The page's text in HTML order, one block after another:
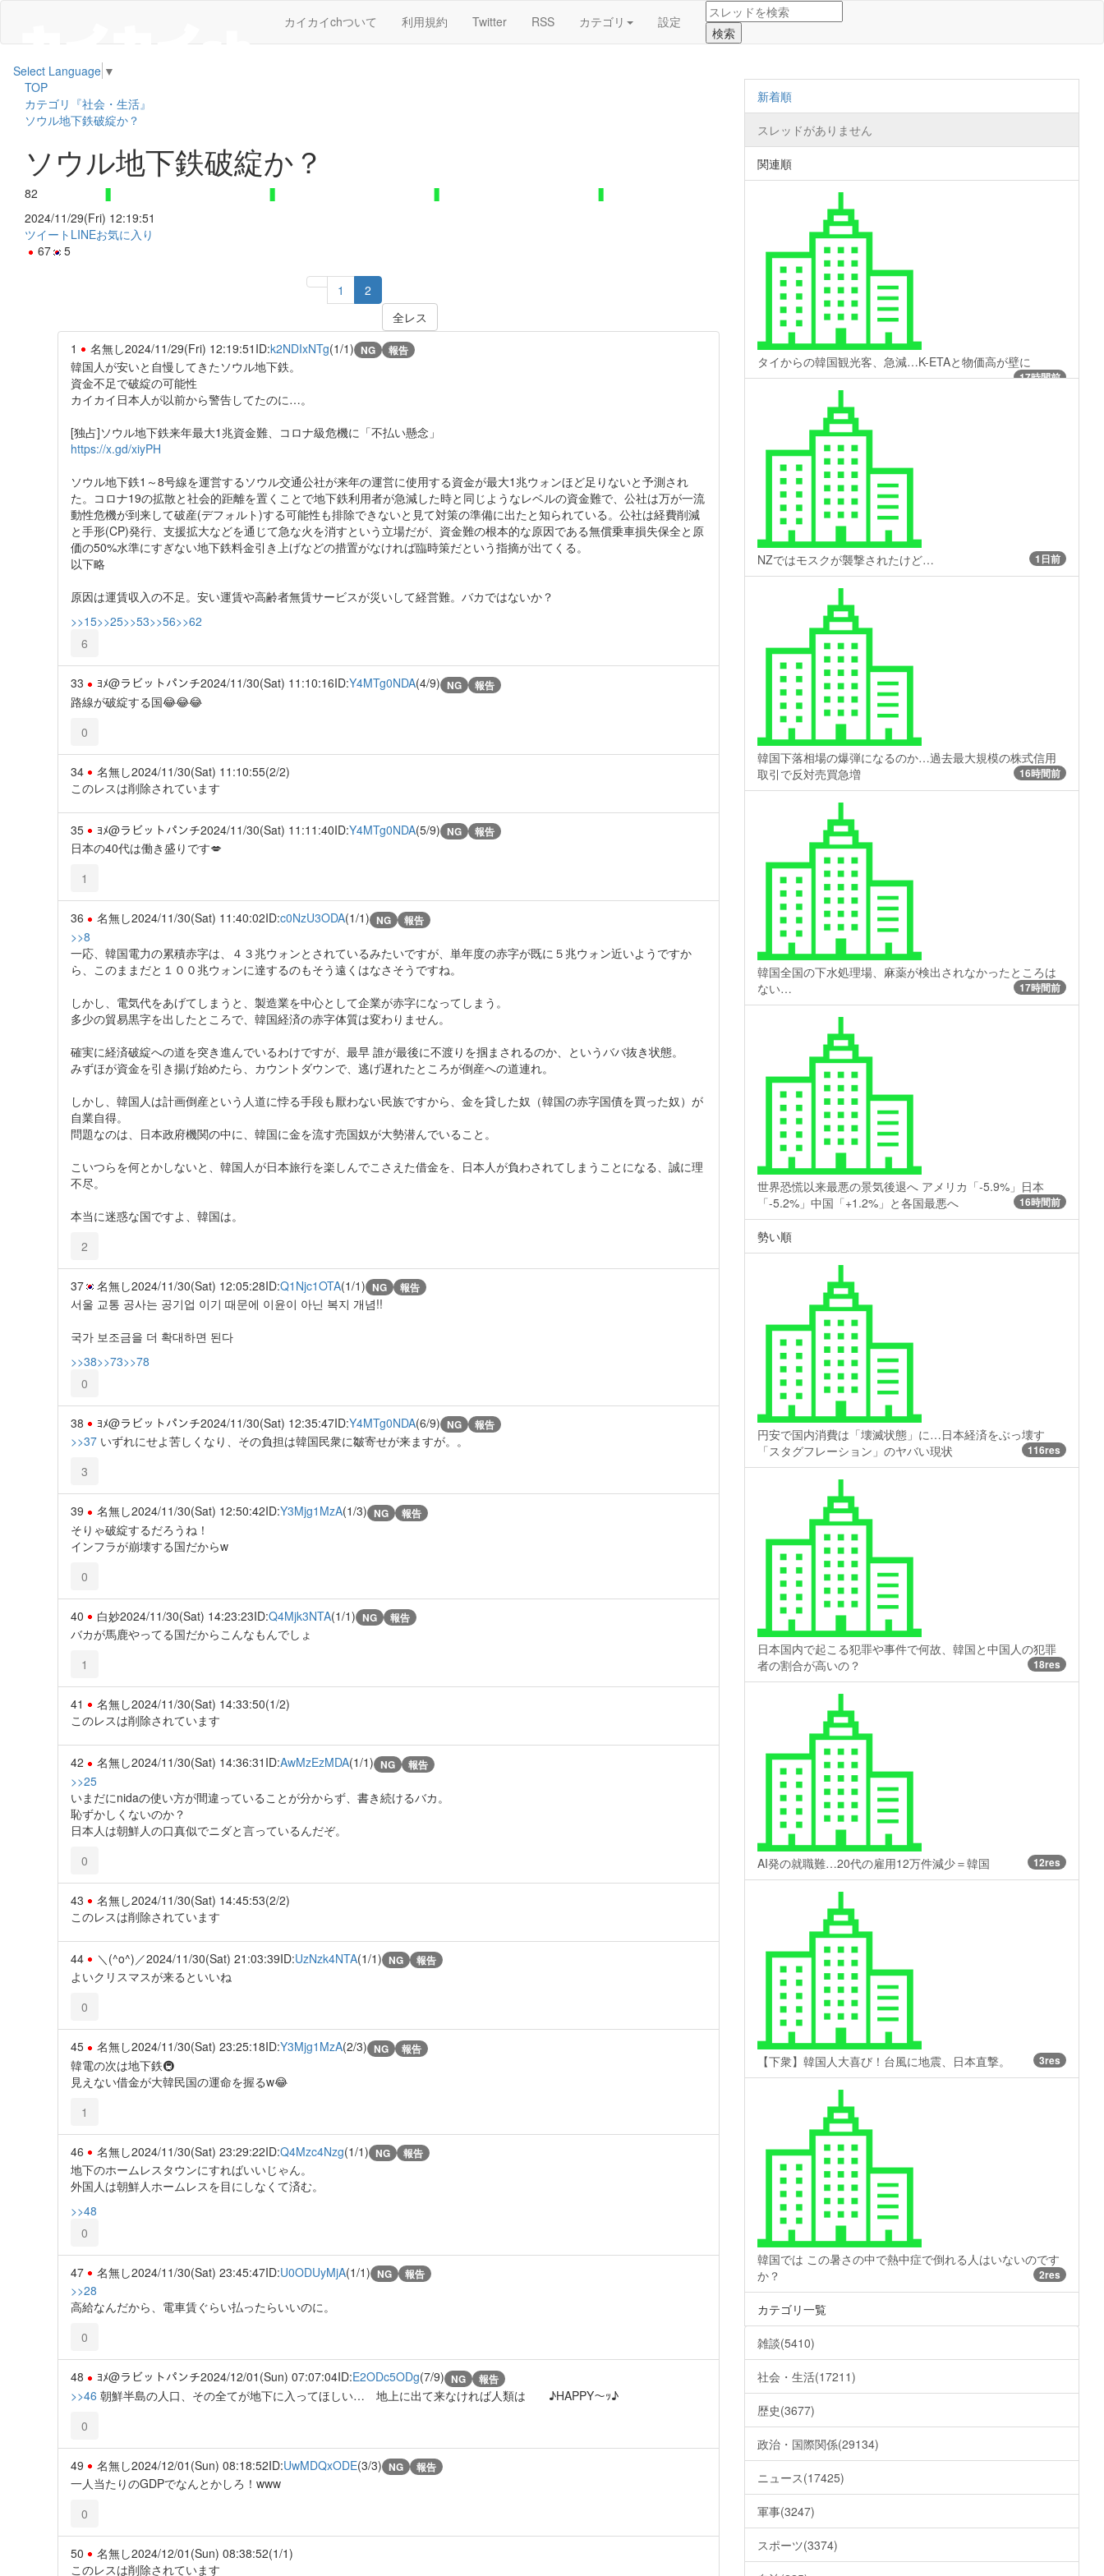
カイカイchついて 利用規約 Twitter RSS カテゴリ 設定
Select Language ▼
TOP
カテゴリ『社会・生活』
ソウル地下鉄破綻か？
ソウル地下鉄破綻か？
82
2024/11/29(Fri) 12:19:51
ツイート LINEお気に入り
67
5
1
2
全レス
1
名無し2024/11/29(Fri) 12:19:51 ID:k2NDIxNTg(1/1) NG 報告
韓国人が安いと自慢してきたソウル地下鉄。
資金不足で破綻の可能性
カイカイ日本人が以前から警告してたのに…。
[独占]ソウル地下鉄来年最大1兆資金難、コロナ級危機に「不払い懸念」
https://x.gd/xiyPH
ソウル地下鉄1～8号線を運営するソウル交通公社が来年の運営に使用する資金が最大1兆ウォンほど足りないと予測され
た。コロナ19の拡散と社会的距離を置くことで地下鉄利用者が急減した時と同じようなレベルの資金難で、公社は万が一流
動性危機が到来して破産(デフォルト)する可能性も排除できないと見て対策の準備に出たと知られている。公社は経費削減
と手形(CP)発行、支援拡大などを通じて急な火を消すという立場だが、資金難の根本的な原因である無償乗車損失保全と原
価の50%水準にすぎない地下鉄料金引き上げなどの措置がなければ臨時策だという指摘が出てくる。
以下略
原因は運賃収入の不足。安い運賃や高齢者無賃サービスが災いして経営難。バカではないか？
>>15>>25>>53>>56>>62
6
33 ﾖﾒ@ラビットパンチ2024/11/30(Sat) 11:10:16ID:Y4MTg0NDA(4/9) NG 報告
路線が破綻する国😂😂😂
0
34 名無し2024/11/30(Sat) 11:10:55(2/2)
このレスは削除されています
35 ﾖﾒ@ラビットパンチ2024/11/30(Sat) 11:11:40ID:Y4MTg0NDA(5/9) NG 報告
日本の40代は働き盛りです💋
1
36 名無し2024/11/30(Sat) 11:40:02ID:c0NzU3ODA(1/1) NG 報告
>>8
一応、韓国電力の累積赤字は、４３兆ウォンとされているみたいですが、単年度の赤字が既に５兆ウォン近いようですか
ら、このままだと１００兆ウォンに達するのもそう遠くはなさそうですね。
しかし、電気代をあげてしまうと、製造業を中心として企業が赤字になってしまう。
多少の貿易黒字を出したところで、韓国経済の赤字体質は変わりません。
確実に経済破綻への道を突き進んでいるわけですが、最早 誰が最後に不渡りを掴まされるのか、というババ抜き状態。
みずほが資金を引き揚げ始めたら、カウントダウンで、逃げ遅れたところが倒産への道連れ。
しかし、韓国人は計画倒産という人道に悖る手段も厭わない民族ですから、金を貸した奴（韓国の赤字国債を買った奴）が
自業自得。
問題なのは、日本政府機関の中に、韓国に金を流す売国奴が大勢潜んでいること。
こいつらを何とかしないと、韓国人が日本旅行を楽しんでこさえた借金を、日本人が負わされてしまうことになる、誠に理
不尽。
本当に迷惑な国ですよ、韓国は。
2
37 名無し2024/11/30(Sat) 12:05:28ID:Q1Njc1OTA(1/1) NG 報告
서울 교통 공사는 공기업 이기 때문에 이윤이 아닌 복지 개념!!
국가 보조금을 더 확대하면 된다
>>38>>73>>78
0
38 ﾖﾒ@ラビットパンチ2024/11/30(Sat) 12:35:47ID:Y4MTg0NDA(6/9) NG 報告
>>37 いずれにせよ苦しくなり、その負担は韓国民衆に皺寄せが来ますが。。
3
39 名無し2024/11/30(Sat) 12:50:42ID:Y3Mjg1MzA(1/3) NG 報告
そりゃ破綻するだろうね！
インフラが崩壊する国だからw
0
40 白妙2024/11/30(Sat) 14:23:23ID:Q4Mjk3NTA(1/1) NG 報告
バカが馬鹿やってる国だからこんなもんでしょ
1
41 名無し2024/11/30(Sat) 14:33:50(1/2)
このレスは削除されています
42 名無し2024/11/30(Sat) 14:36:31 ID:AwMzEzMDA(1/1) NG 報告
>>25
いまだにnidaの使い方が間違っていることが分からず、書き続けるバカ。
恥ずかしくないのか？
日本人は朝鮮人の口真似でニダと言っているんだぞ。
0
43 名無し2024/11/30(Sat) 14:45:53(2/2)
このレスは削除されています
44 ＼(^o^)／2024/11/30(Sat) 21:03:39ID:UzNzk4NTA(1/1) NG 報告
よいクリスマスが来るといいね
0
45 名無し2024/11/30(Sat) 23:25:18ID:Y3Mjg1MzA(2/3) NG 報告
韓電の次は地下鉄🚇️
見えない借金が大韓民国の運命を握るw😂
1
46 名無し2024/11/30(Sat) 23:29:22ID:Q4Mzc4Nzg(1/1) NG 報告
地下のホームレスタウンにすればいいじゃん。
外国人は朝鮮人ホームレスを目にしなくて済む。
>>48
0
47 名無し2024/11/30(Sat) 23:45:47ID:U0ODUyMjA(1/1) NG 報告
>>28
高給なんだから、電車賃ぐらい払ったらいいのに。
0
48 ﾖﾒ@ラビットパンチ2024/12/01(Sun) 07:07:04ID:E2ODc5ODg(7/9) NG 報告
>>46 朝鮮半島の人口、その全てが地下に入ってほしい… 地上に出て来なければ人類は ♪HAPPY〜ｯ♪
0
49 名無し2024/12/01(Sun) 08:18:52ID:UwMDQxODE(3/3) NG 報告
一人当たりのGDPでなんとかしろ！www
0
50 名無し2024/12/01(Sun) 08:38:52(1/1)
このレスは削除されています
新着順
スレッドがありません
関連順
タイからの韓国観光客、急減…K-ETAと物価高が壁に
17時間前
NZではモスクが襲撃されたけど… 1日前
韓国下落相場の爆弾になるのか…過去最大規模の株式信用
取引で反対売買急増
16時間前
韓国全国の下水処理場、麻薬が検出されなかったところは
ない…
17時間前
世界恐慌以来最悪の景気後退へ アメリカ「-5.9%」日本
「-5.2%」中国「+1.2%」と各国最悪へ
16時間前
勢い順
円安で国内消費は「壊滅状態」に…日本経済をぶっ壊す
「スタグフレーション」のヤバい現状
116res
日本国内で起こる犯罪や事件で何故、韓国と中国人の犯罪
者の割合が高いの？
18res
AI発の就職難…20代の雇用12万件減少＝韓国 12res
【下衆】韓国人大喜び！台風に地震、日本直撃。 3res
韓国では この暑さの中で熱中症で倒れる人はいないのです
か？
2res
カテゴリ一覧
雑談(5410)
社会・生活(17211)
歴史(3677)
政治・国際関係(29134)
ニュース(17425)
軍事(3247)
スポーツ(3374)